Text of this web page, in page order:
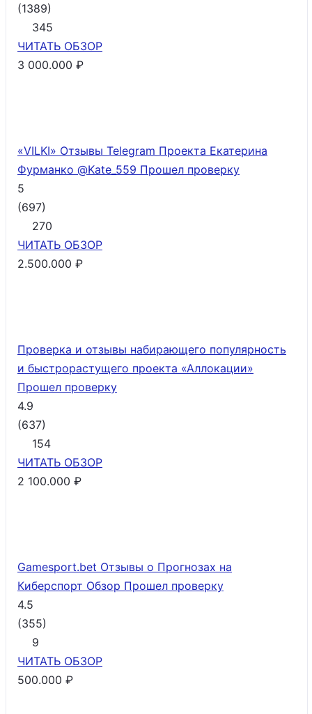
(1389)
345
ЧИТАТЬ ОБЗОР
3 000.000 ₽
«VILKI» Отзывы Telegram Проекта Екатерина
Фурманко @Kate_559 Прошел проверку
5
(697)
270
ЧИТАТЬ ОБЗОР
2.500.000 ₽
Проверка и отзывы набирающего популярность
и быстрорастущего проекта «Аллокации»
Прошел проверку
4.9
(637)
154
ЧИТАТЬ ОБЗОР
2 100.000 ₽
Gamesport.bet Отзывы о Прогнозах на
Киберспорт Обзор Прошел проверку
4.5
(355)
9
ЧИТАТЬ ОБЗОР
500.000 ₽